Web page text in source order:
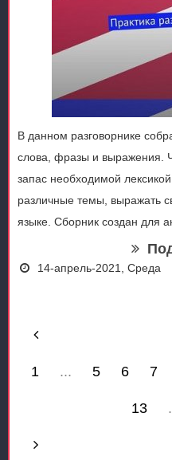
В данном разговорнике
слова, фразы и выражения.
запас необходимой
различные темы, выражать
языке. Сборник создан для
14-апрель-2021, Среда
1 ... 5 6 7
13